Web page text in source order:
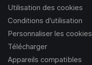
Utilisation des cookies
Conditions d’utilisation
Personnaliser les cookies
Télécharger
Appareils compatibles